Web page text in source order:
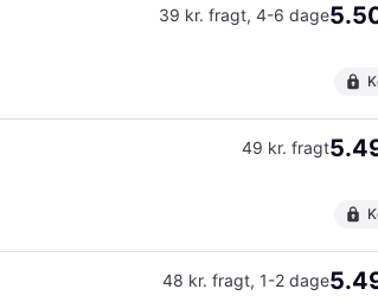
39 kr. fragt, 4-6 dage
49 kr. fragt
48 kr. fragt, 1-2 dage